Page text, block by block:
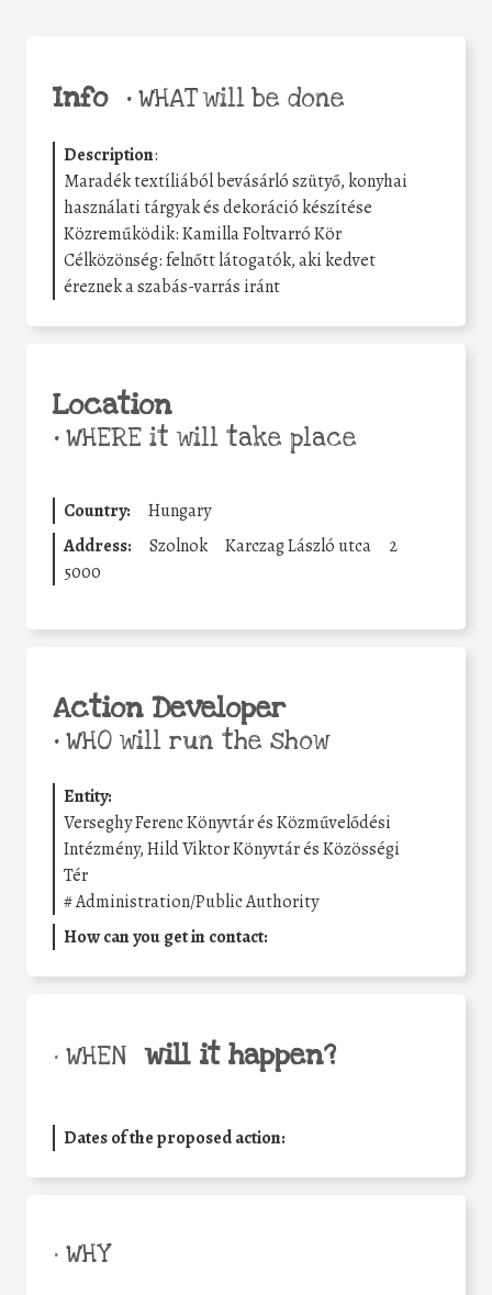
Info •WHAT will be done
Description:
Maradék textíliából bevásárló szütyő, konyhai
használati tárgyak és dekoráció készítése
Közreműködik: Kamilla Foltvarró Kör
Célközönség: felnőtt látogatók, aki kedvet
éreznek a szabás-varrás iránt
Location
•WHERE it will take place
Country:
Hungary
Address:
Szolnok Karczag László utca
2
5000
Action Developer
•WHO will run the show
Entity:
Verseghy Ferenc Könyvtár és Közművelődési
Intézmény, Hild Viktor Könyvtár és Közösségi
Tér
#Administration/Public Authority
How can you get in contact:
• WHEN will it happen?
Dates of the proposed action:
• WHY